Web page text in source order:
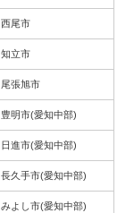
西尾市
知立市
尾張旭市
豊明市(愛知中部)
日進市(愛知中部)
長久手市(愛知中部)
みよし市(愛知中部)